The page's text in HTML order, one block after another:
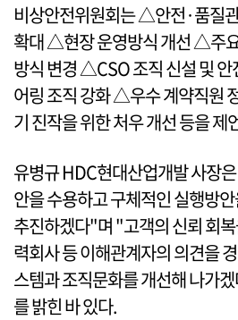
비상안전위원회는 △안전·품질
확대 △현장 운영방식 개선 △주
방식 변경 △CSO 조직 신설 및
어링 조직 강화 △우수 계약직원
기 진작을 위한 처우 개선 등을 제
유병규 HDC현대산업개발 사장
안을 수용하고 구체적인 실행방
추진하겠다"며 "고객의 신뢰 회
력회사 등 이해관계자의 의견을
스템과 조직문화를 개선해 나가
를 밝힌 바 있다.